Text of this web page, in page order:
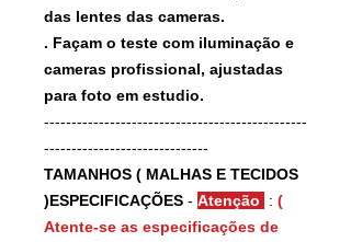
das lentes das cameras.
. Façam o teste com iluminação e
cameras profissional, ajustadas
para foto em estudio.
------------------------------------------------
------------------------------
TAMANHOS ( MALHAS E TECIDOS
)ESPECIFICAÇÕES - Atenção : (
Atente-se as especificações de